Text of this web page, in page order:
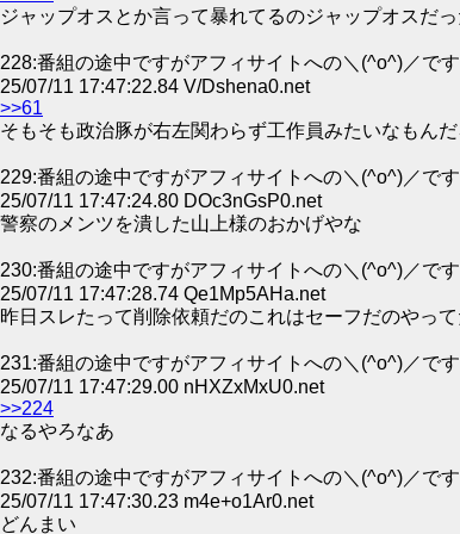
ジャップオスとか言って暴れてるのジャップオスだ
228:番組の途中ですがアフィサイトへの＼(^o^)／です
25/07/11 17:47:22.84 V/Dshena0.net
>>61
そもそも政治豚が右左関わらず工作員みたいなもん
229:番組の途中ですがアフィサイトへの＼(^o^)／です
25/07/11 17:47:24.80 DOc3nGsP0.net
警察のメンツを潰した山上様のおかげやな
230:番組の途中ですがアフィサイトへの＼(^o^)／です
25/07/11 17:47:28.74 Qe1Mp5AHa.net
昨日スレたって削除依頼だのこれはセーフだのやっ
231:番組の途中ですがアフィサイトへの＼(^o^)／です
25/07/11 17:47:29.00 nHXZxMxU0.net
>>224
なるやろなあ
232:番組の途中ですがアフィサイトへの＼(^o^)／です
25/07/11 17:47:30.23 m4e+o1Ar0.net
どんまい